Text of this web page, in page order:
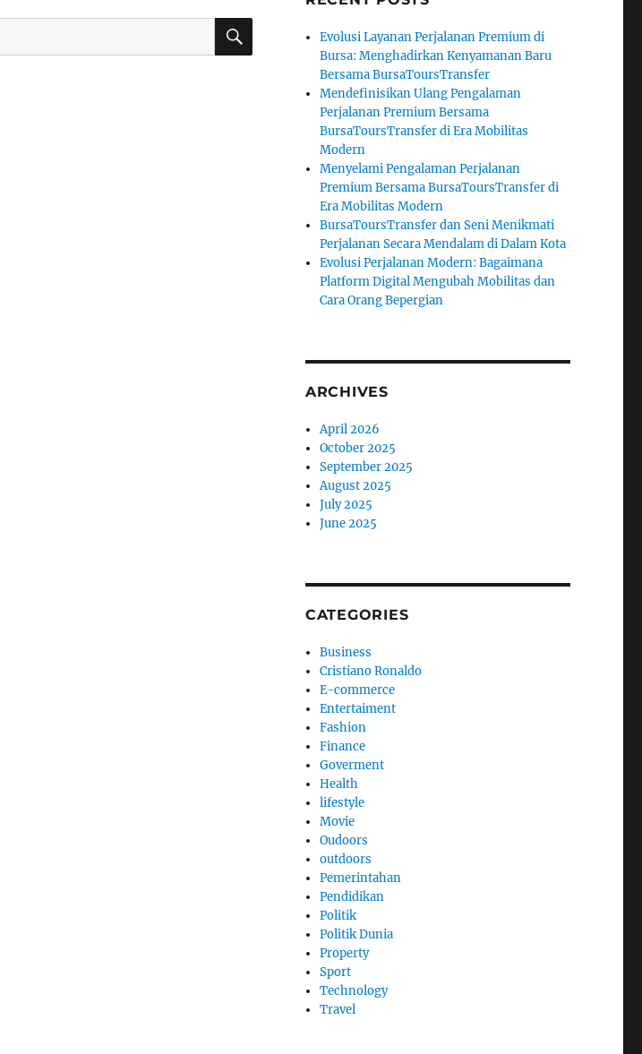
SEARCH
Evolusi Layanan Perjalanan Premium di
Bursa: Menghadirkan Kenyamanan Baru
Bersama BursaToursTransfer
Mendefinisikan Ulang Pengalaman
Perjalanan Premium Bersama
BursaToursTransfer di Era Mobilitas
Modern
Menyelami Pengalaman Perjalanan
Premium Bersama BursaToursTransfer di
Era Mobilitas Modern
BursaToursTransfer dan Seni Menikmati
Perjalanan Secara Mendalam di Dalam Kota
Evolusi Perjalanan Modern: Bagaimana
Platform Digital Mengubah Mobilitas dan
Cara Orang Bepergian
ARCHIVES
April 2026
October 2025
September 2025
August 2025
July 2025
June 2025
CATEGORIES
Business
Cristiano Ronaldo
E-commerce
Entertaiment
Fashion
Finance
Goverment
Health
lifestyle
Movie
Oudoors
outdoors
Pemerintahan
Pendidikan
Politik
Politik Dunia
Property
Sport
Technology
Travel